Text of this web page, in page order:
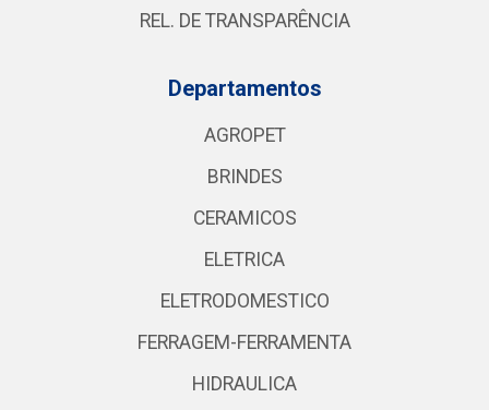
REL. DE TRANSPARÊNCIA
Departamentos
AGROPET
BRINDES
CERAMICOS
ELETRICA
ELETRODOMESTICO
FERRAGEM-FERRAMENTA
HIDRAULICA